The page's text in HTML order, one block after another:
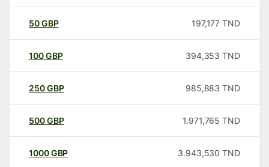
50GBP 197,177 TND
100GBP 394,353 TND
250GBP 985,883 TND
500GBP 1.971,765 TND
1000GBP 3.943,530 TND